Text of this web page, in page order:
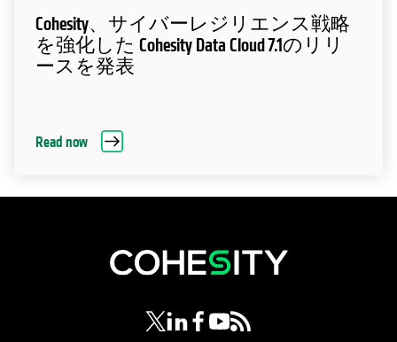
Cohesity、サイバーレジリエンス戦略
を強化した Cohesity Data Cloud 7.1のリリ
ースを発表
Read now
新しいタブで開く
新しいタブで開く
新しいタブで開く
新しいタブで開く
新しいタブで開く